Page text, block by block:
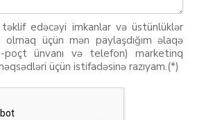
edəcəyi imkanlar və üstünlüklər
olmaq üçün mən paylaşdığım əlaqə
poçt ünvanı və telefon) marketinq
üçün istifadəsinə razıyam.(*)